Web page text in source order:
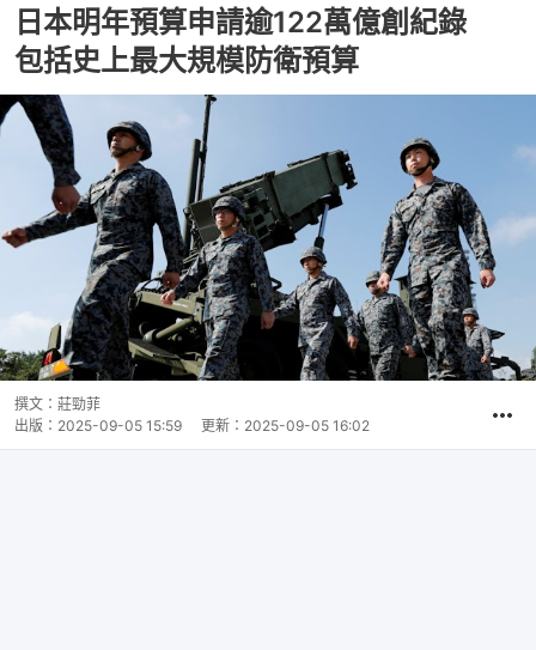
日本明年預算申請逾122萬億創紀錄
包括史上最大規模防衛預算
撰文： 莊勁菲
出版： 2025-09-05 15:59 更新： 2025-09-05 16:02